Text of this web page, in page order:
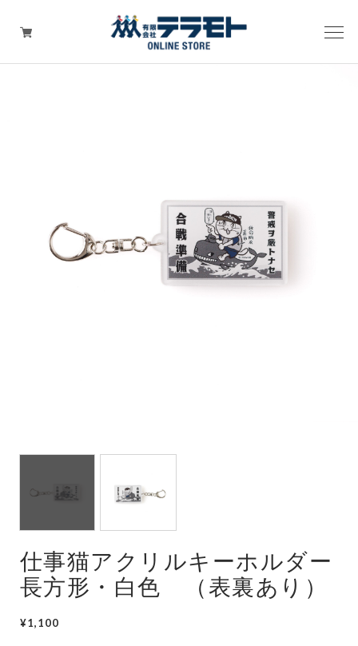
ZIPPO
仕事猫アクリルキーホルダー
長方形・白色 （表裏あり）
¥1,100